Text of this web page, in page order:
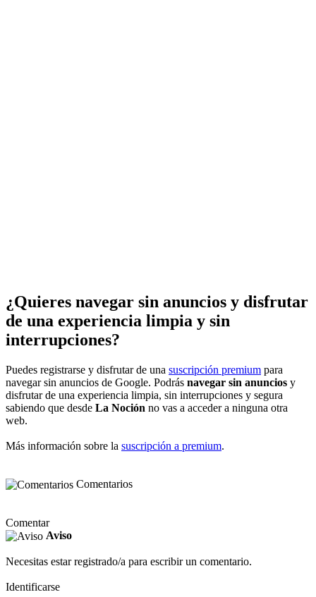
¿Quieres navegar sin anuncios y disfrutar
de una experiencia limpia y sin
interrupciones?
Puedes registrarse y disfrutar de una suscripción premium para
navegar sin anuncios de Google. Podrás navegar sin anuncios y
disfrutar de una experiencia limpia, sin interrupciones y segura
sabiendo que desde La Noción no vas a acceder a ninguna otra
web.
Más información sobre la suscripción a premium.
Comentarios
Comentar
Aviso
Necesitas estar registrado/a para escribir un comentario.
Identificarse